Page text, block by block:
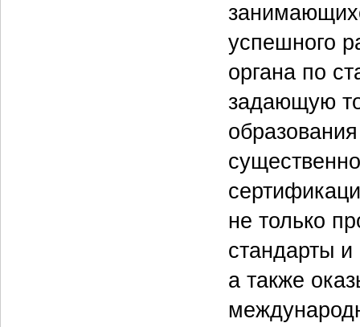
успешного
органа по
задающую
не только
стандарты
а также